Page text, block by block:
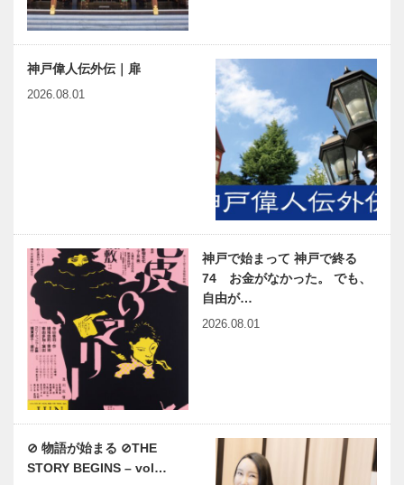
神戸偉人伝外伝｜扉
2026.08.01
神戸で始まって 神戸で終る
74 お金がなかった。 でも、
自由が…
2026.08.01
⊘ 物語が始まる ⊘THE
STORY BEGINS – vol…